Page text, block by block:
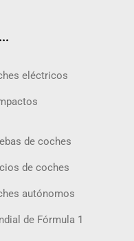
eléctricos
de coches
de coches
autónomos
de Fórmula 1